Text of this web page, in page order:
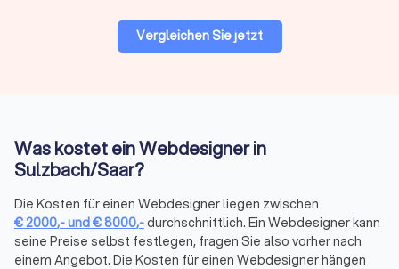
CMS & Shop-Systeme: Welches System
Optionen:
WordPress vs. Webflow für Websites
WordPressist das weltweit am häufigsten genutzte CMS. Es
bietet maximale Flexibilität durch tausende Plugins, ist
kostengünstig im Hosting (ab 5-15 € monatlich) und eignet
Vergleichen Sie jetzt
Was kostet ein Webdesigner in
Sulzbach/Saar?
Die Kosten für einen Webdesigner liegen zwischen
€2000,-und€8000,-durchschnittlich. Ein Webdesigner kann
seine Preise selbst festlegen, fragen Sie also vorher nach
einem Angebot. Die Kosten für einen Webdesigner hängen